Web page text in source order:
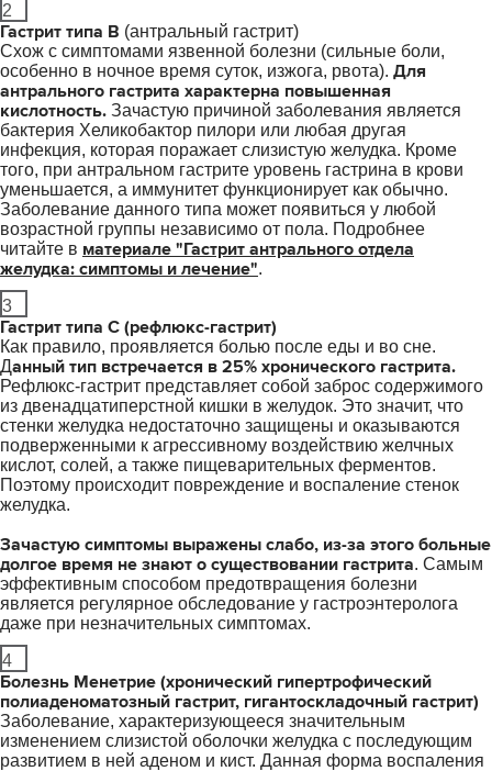
2
Гастрит типа В (антральный гастрит)
Схож с симптомами язвенной болезни (сильные боли,
особенно в ночное время суток, изжога, рвота). Для
антрального гастрита характерна повышенная
кислотность. Зачастую причиной заболевания является
бактерия Хеликобактор пилори или любая другая
инфекция, которая поражает слизистую желудка. Кроме
того, при антральном гастрите уровень гастрина в крови
уменьшается, а иммунитет функционирует как обычно.
Заболевание данного типа может появиться у любой
возрастной группы независимо от пола. Подробнее
читайте в материале "Гастрит антрального отдела
желудка: симптомы и лечение".
3
Гастрит типа С (рефлюкс-гастрит)
Как правило, проявляется болью после еды и во сне.
Данный тип встречается в 25% хронического гастрита.
Рефлюкс-гастрит представляет собой заброс содержимого
из двенадцатиперстной кишки в желудок. Это значит, что
стенки желудка недостаточно защищены и оказываются
подверженными к агрессивному воздействию желчных
кислот, солей, а также пищеварительных ферментов.
Поэтому происходит повреждение и воспаление стенок
желудка.
Зачастую симптомы выражены слабо, из-за этого больные
долгое время не знают о существовании гастрита. Самым
эффективным способом предотвращения болезни
является регулярное обследование у гастроэнтеролога
даже при незначительных симптомах.
4
Болезнь Менетрие (хронический гипертрофический
полиаденоматозный гастрит, гигантоскладочный гастрит)
Заболевание, характеризующееся значительным
изменением слизистой оболочки желудка с последующим
развитием в ней аденом и кист. Данная форма воспаления